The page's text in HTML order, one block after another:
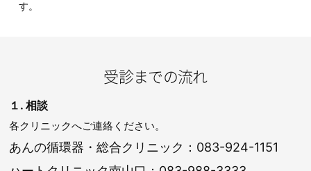
す。
受診までの流れ
１. 相談
各クリニックへご連絡ください。
あんの循環器・総合クリニック： 083-924-1151